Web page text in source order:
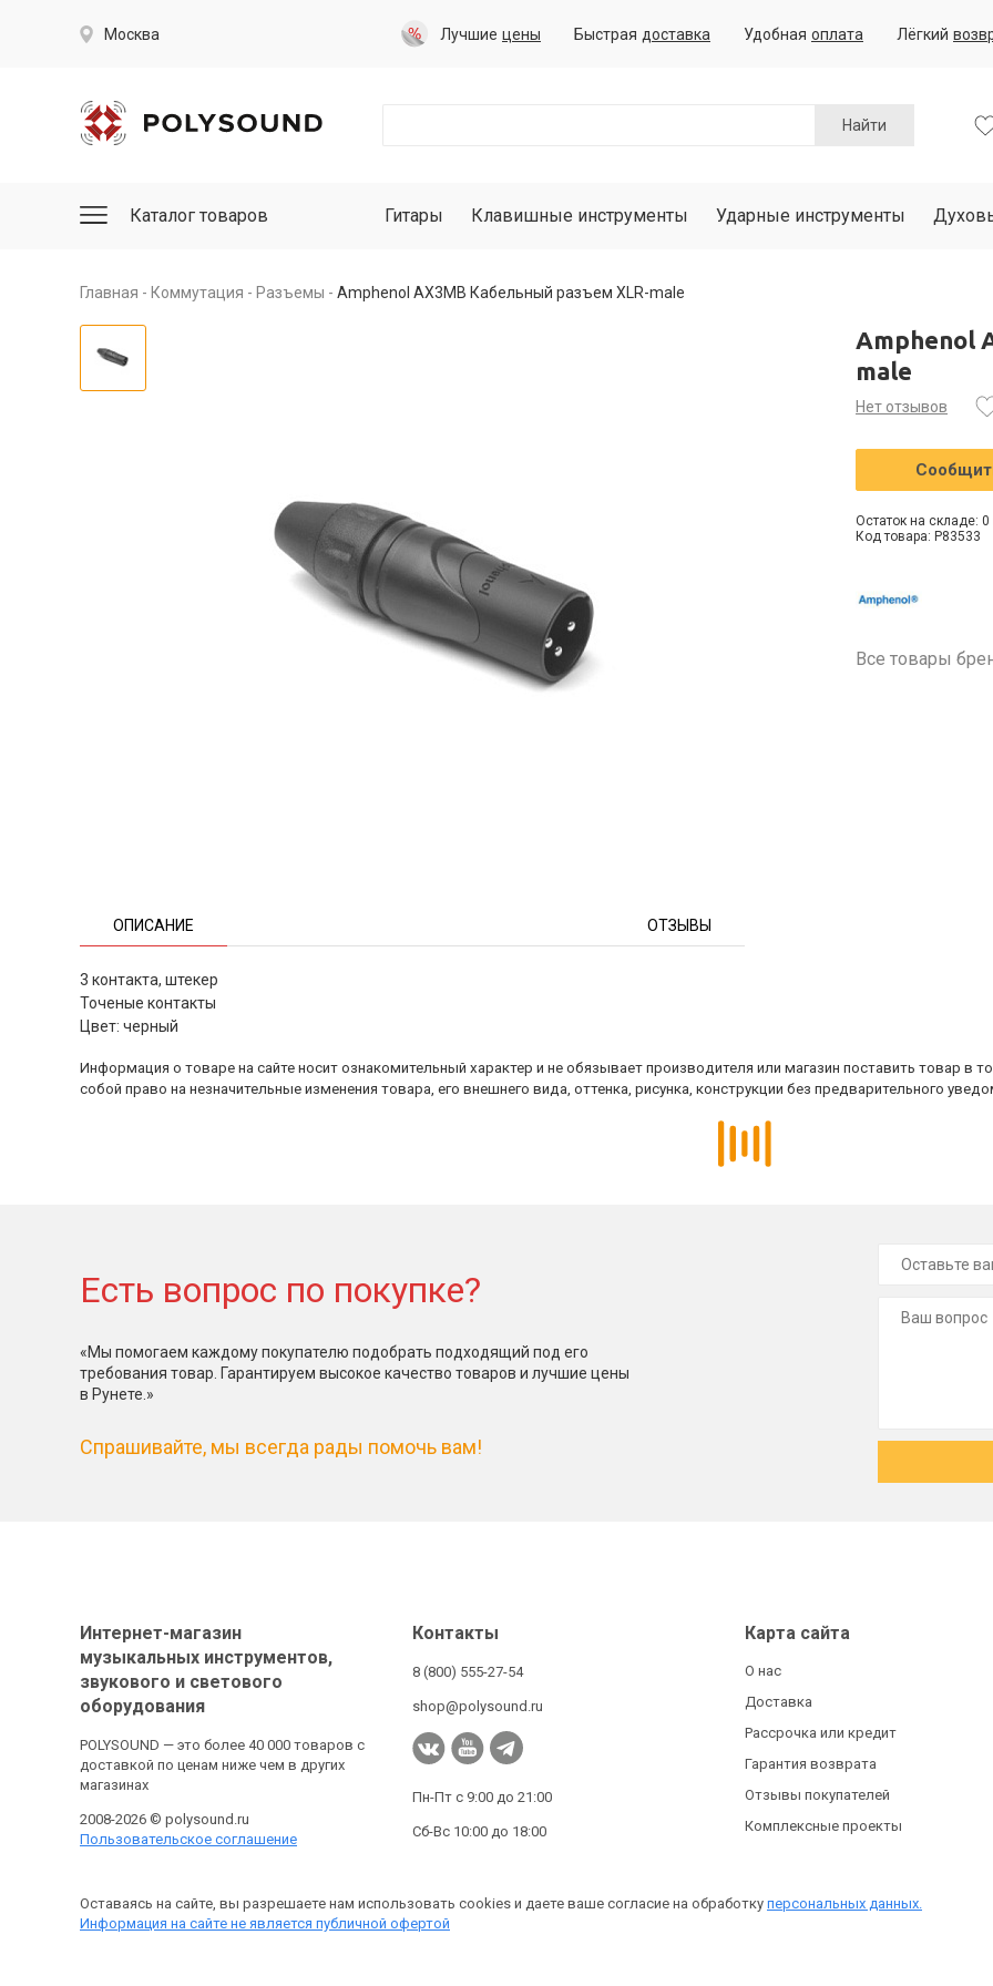
Москва Лучшие цены Быстрая доставка Удобная оплата Лёгкий
Найти
Каталог товаров Гитары Клавишные инструменты Ударные инструменты
Главная Коммутация Разъемы Amphenol AX3MB Кабельный разъем XLR-male
ОПИСАНИЕ ОТЗЫВЫ
3 контакта, штекер
Точеные контакты
Цвет: черный
Amphenol
male
Нет отзывов
Остаток на складе: 0
Код товара: P83533
Все товары
Информация о товаре на сайте носит ознакомительный характер и не обязывает производителя или магазин поставить товар в
собой право на незначительные изменения товара, его внешнего вида, оттенка, рисунка, конструкции без предварительного
Есть вопрос по покупке?
«Мы помогаем каждому покупателю подобрать подходящий под его
требования товар. Гарантируем высокое качество товаров и лучшие цены
в Рунете.»
Спрашивайте, мы всегда рады помочь вам!
Интернет-магазин
музыкальных инструментов,
звукового и светового
оборудования
POLYSOUND — это более 40 000 товаров с
доставкой по ценам ниже чем в других
магазинах
2008-2026 © polysound.ru
Пользовательское соглашение
Контакты
8 (800) 555-27-54
shop@polysound.ru
Пн-Пт с 9:00 до 21:00
Сб-Вс 10:00 до 18:00
Карта сайта
О нас
Доставка
Рассрочка или кредит
Гарантия возврата
Отзывы покупателей
Комплексные проекты
Оставаясь на сайте, вы разрешаете нам использовать cookies и даете ваше согласие на обработку персональных данных.
Информация на сайте не является публичной офертой